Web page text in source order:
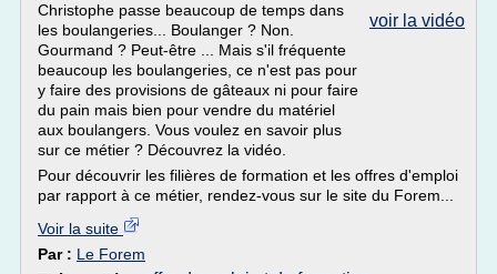
voir la vidéo
Christophe passe beaucoup de temps dans
les boulangeries... Boulanger ? Non.
Gourmand ? Peut-être ... Mais s'il fréquente
beaucoup les boulangeries, ce n'est pas pour
y faire des provisions de gâteaux ni pour faire
du pain mais bien pour vendre du matériel
aux boulangers. Vous voulez en savoir plus
sur ce métier ? Découvrez la vidéo.
Pour découvrir les filières de formation et les offres d'emploi
par rapport à ce métier, rendez-vous sur le site du Forem...
Voir la suite
Par : Le Forem